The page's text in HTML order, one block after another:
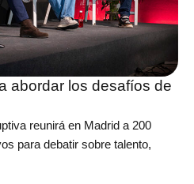
abordar los desafíos de
reunirá en Madrid a 200
para debatir sobre talento,